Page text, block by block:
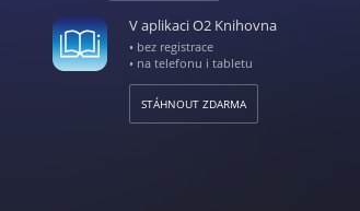
V aplikaci O2 Knihovna
• bez registrace
• na telefonu i tabletu
STÁHNOUT ZDARMA